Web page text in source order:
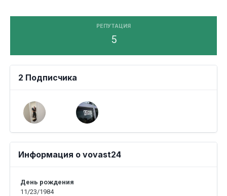
РЕПУТАЦИЯ
5
2 Подписчика
Информация о vovast24
День рождения
11/23/1984